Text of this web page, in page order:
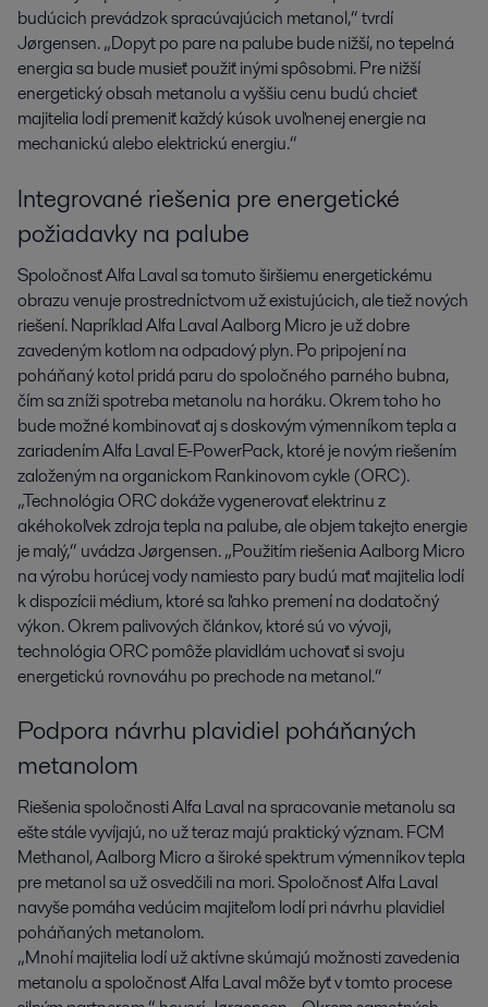
budúcich prevádzok spracúvajúcich metanol,“ tvrdí
Jørgensen. „Dopyt po pare na palube bude nižší, no tepelná
energia sa bude musieť použiť inými spôsobmi. Pre nižší
energetický obsah metanolu a vyššiu cenu budú chcieť
majitelia lodí premeniť každý kúsok uvoľnenej energie na
mechanickú alebo elektrickú energiu.“
Integrované riešenia pre energetické
požiadavky na palube
Spoločnosť Alfa Laval sa tomuto širšiemu energetickému
obrazu venuje prostredníctvom už existujúcich, ale tiež nových
riešení. Napríklad Alfa Laval Aalborg Micro je už dobre
zavedeným kotlom na odpadový plyn. Po pripojení na
poháňaný kotol pridá paru do spoločného parného bubna,
čím sa zníži spotreba metanolu na horáku. Okrem toho ho
bude možné kombinovať aj s doskovým výmenníkom tepla a
zariadením Alfa Laval E-PowerPack, ktoré je novým riešením
založeným na organickom Rankinovom cykle (ORC).
„Technológia ORC dokáže vygenerovať elektrinu z
akéhokoľvek zdroja tepla na palube, ale objem takejto energie
je malý,“ uvádza Jørgensen. „Použitím riešenia Aalborg Micro
na výrobu horúcej vody namiesto pary budú mať majitelia lodí
k dispozícii médium, ktoré sa ľahko premení na dodatočný
výkon. Okrem palivových článkov, ktoré sú vo vývoji,
technológia ORC pomôže plavidlám uchovať si svoju
energetickú rovnováhu po prechode na metanol.“
Podpora návrhu plavidiel poháňaných
metanolom
Riešenia spoločnosti Alfa Laval na spracovanie metanolu sa
ešte stále vyvíjajú, no už teraz majú praktický význam. FCM
Methanol, Aalborg Micro a široké spektrum výmenníkov tepla
pre metanol sa už osvedčili na mori. Spoločnosť Alfa Laval
navyše pomáha vedúcim majiteľom lodí pri návrhu plavidiel
poháňaných metanolom.
„Mnohí majitelia lodí už aktívne skúmajú možnosti zavedenia
metanolu a spoločnosť Alfa Laval môže byť v tomto procese